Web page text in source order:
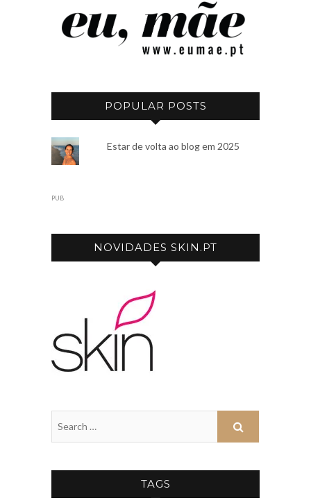
POPULAR POSTS
Estar de volta ao blog em 2025
PUB
NOVIDADES SKIN.PT
TAGS